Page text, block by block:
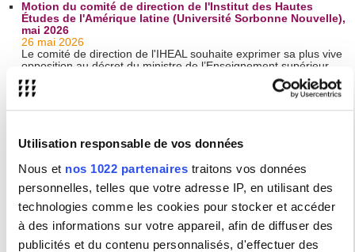
Utilisation responsable de vos données
Nous et nos 1022 partenaires traitons vos données
personnelles, telles que votre adresse IP, en utilisant des
technologies comme les cookies pour stocker et accéder
à des informations sur votre appareil, afin de diffuser des
publicités et du contenu personnalisés, d'effectuer des
Motion du comité de direction de l'Institut des Hautes
Études de l'Amérique latine (Université Sorbonne Nouvelle),
mai 2026
26 mai 2026
Le comité de direction de l'IHEAL souhaite exprimer sa plus vive
opposition au décret du ministre de l’Enseignement supérieur,
de la Recherche et de l’Espace, publié le 19 mai 2026, qui réduit
drastiquement les possibilités d'exonérations des frais
d'inscription différenciés appliqués aux étudiantes et étudiants
dits « extra-communautaires ».Lire la suite
21 mai 2026
Par Giancarlo Summa[1]
Le monde a retenu son souffle lorsque, début avril, Donald
Trump a menacé de détruire « toute une civilisation » avant de
faire marche arrière et de négocier un cessez-le-feu avec l’Iran
grâce à la médiation du Pakistan. Cette crise, tout comme
l’invasion de l’Ukraine, l’enlèvement de Nicolás Maduro ou le
renouvellement du blocus illégal contre Cuba, révèle un
dénominateur commun : l’absence de l’Organisation des Nations